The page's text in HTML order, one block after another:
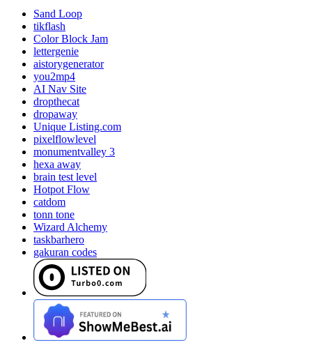
Sand Loop
tikflash
Color Block Jam
lettergenie
aistorygenerator
you2mp4
AI Nav Site
dropthecat
dropaway
Unique Listing.com
pixelflowlevel
monumentvalley 3
hexa away
brain test level
Hotpot Flow
catdom
tonn tone
Wizard Alchemy
taskbarhero
gakuran codes